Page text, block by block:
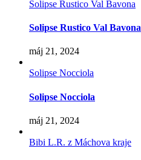
Solipse Rustico Val Bavona
Solipse Rustico Val Bavona
máj 21, 2024
Solipse Nocciola
Solipse Nocciola
máj 21, 2024
Bibi L.R. z Máchova kraje